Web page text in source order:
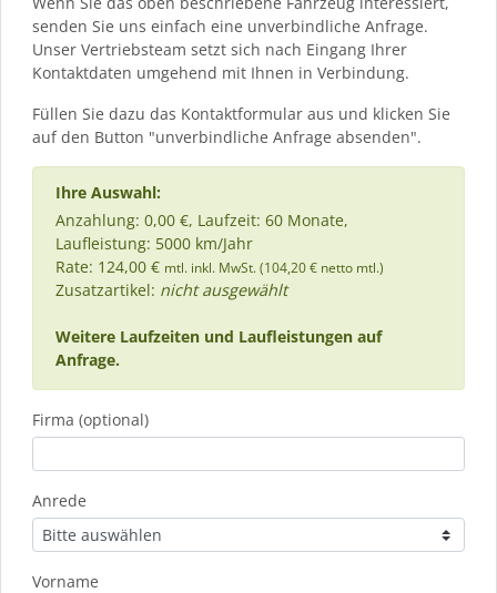
senden Sie uns einfach eine unverbindliche Anfrage.
Unser Vertriebsteam setzt sich nach Eingang Ihrer
Kontaktdaten umgehend mit Ihnen in Verbindung.
Füllen Sie dazu das Kontaktformular aus und klicken Sie
auf den Button "unverbindliche Anfrage absenden".
Ihre Auswahl:
Anzahlung: 0,00 €, Laufzeit: 60 Monate,
Laufleistung: 5000 km/Jahr
Rate: 124,00 € mtl. inkl. MwSt. (104,20 € netto mtl.)
Zusatzartikel: nicht ausgewählt
Weitere Laufzeiten und Laufleistungen auf
Anfrage.
Firma (optional)
Anrede
Vorname